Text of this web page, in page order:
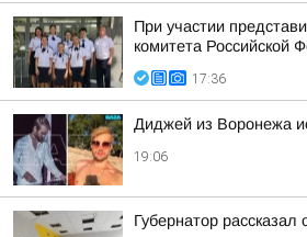
При участии
комитета Российской
17:36
Диджей из Воронежа
19:06
Губернатор